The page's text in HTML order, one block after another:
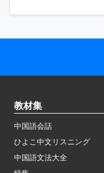
教材集
中国語会話
ひよこ中文リスニング
中国語文法大全